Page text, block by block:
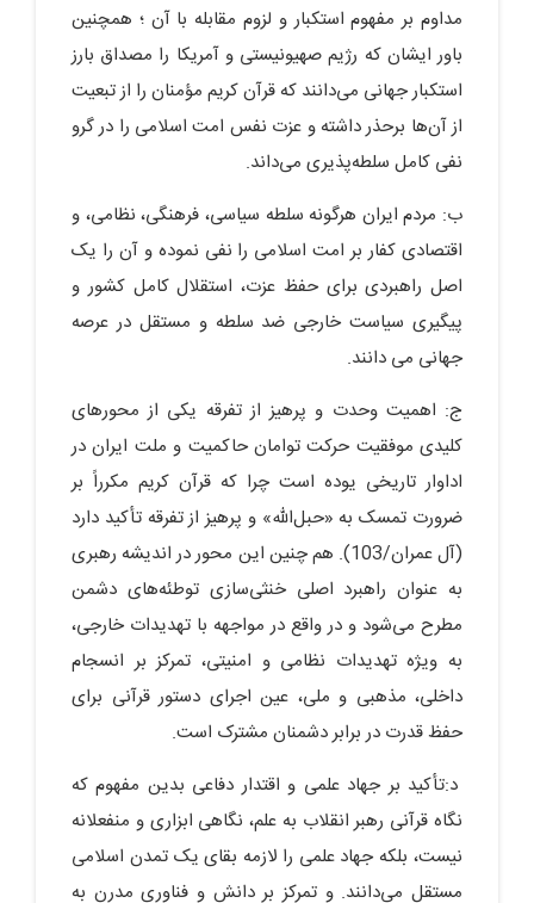
مداوم بر مفهوم استکبار و لزوم مقابله با آن ؛ همچنین
باور ایشان که رژیم صهیونیستی و آمریکا را مصداق بارز
استکبار جهانی می‌دانند که قرآن کریم مؤمنان را از تبعیت
از آن‌ها برحذر داشته و عزت نفس امت اسلامی را در گرو
نفی کامل سلطه‌پذیری می‌داند.
ب: مردم ایران هرگونه سلطه سیاسی، فرهنگی، نظامی، و
اقتصادی کفار بر امت اسلامی را نفی نموده و آن را یک
اصل راهبردی برای حفظ عزت، استقلال کامل کشور و
پیگیری سیاست خارجی ضد سلطه و مستقل در عرصه
جهانی می دانند.
ج: اهمیت وحدت و پرهیز از تفرقه یکی از محورهای
کلیدی موفقیت حرکت توامان حاکمیت و ملت ایران در
اداوار تاریخی یوده است چرا که قرآن کریم مکرراً بر
ضرورت تمسک به «حبل‌الله» و پرهیز از تفرقه تأکید دارد
(آل عمران/103). هم چنین این محور در اندیشه رهبری
به عنوان راهبرد اصلی خنثی‌سازی توطئه‌های دشمن
مطرح می‌شود و در واقع در مواجهه با تهدیدات خارجی،
به ویژه تهدیدات نظامی و امنیتی، تمرکز بر انسجام
داخلی، مذهبى و ملی، عین اجرای دستور قرآنی برای
حفظ قدرت در برابر دشمنان مشترک است.
د:تأکید بر جهاد علمی و اقتدار دفاعی بدین مفهوم که
نگاه قرآنی رهبر انقلاب به علم، نگاهی ابزاری و منفعلانه
نیست، بلکه جهاد علمی را لازمه بقای یک تمدن اسلامی
مستقل می‌دانند. و تمرکز بر دانش و فناوری مدرن به